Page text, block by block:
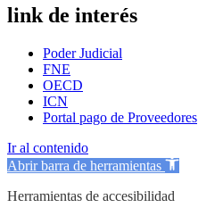
link de interés
Poder Judicial
FNE
OECD
ICN
Portal pago de Proveedores
Ir al contenido
Abrir barra de herramientas
Herramientas de accesibilidad